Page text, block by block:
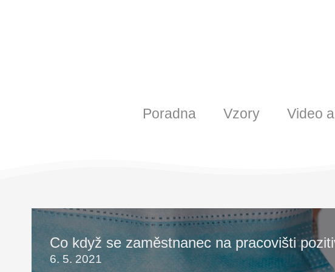
Poradna Vzory Video
Co když se zaměstnanec na pracovišti
6. 5. 2021